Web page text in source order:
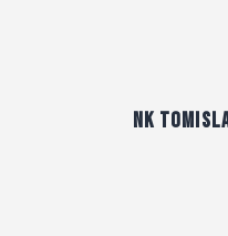
NK